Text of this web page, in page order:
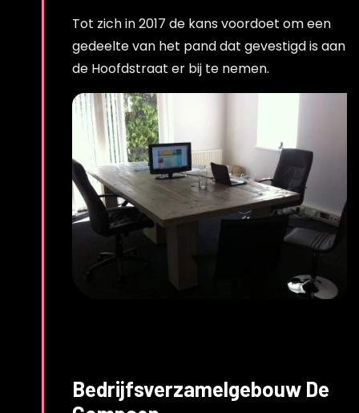
Tot zich in 2017 de kans voordoet om een
gedeelte van het pand dat gevestigd is aan
de Hoofdstraat er bij te nemen.
Bedrijfsverzamelgebouw De